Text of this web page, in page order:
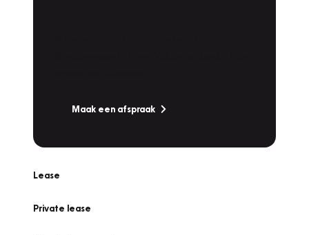
Maak een afspraak
Lease
Private lease